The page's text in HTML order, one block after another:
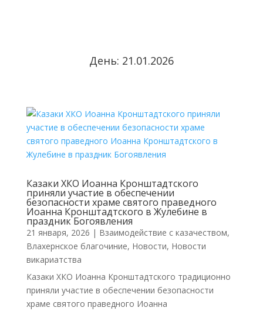
День: 21.01.2026
Казаки ХКО Иоанна Кронштадтского
приняли участие в обеспечении
безопасности храме святого праведного
Иоанна Кронштадтского в Жулебине в
праздник Богоявления
21 января, 2026 | Взаимодействие с казачеством,
Влахернское благочиние, Новости, Новости
викариатства
Казаки ХКО Иоанна Кронштадтского традиционно
приняли участие в обеспечении безопасности
храме святого праведного Иоанна